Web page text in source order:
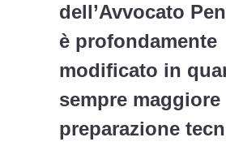
dell’Avvocato
è profondamente
modificato in
sempre maggiore
preparazione